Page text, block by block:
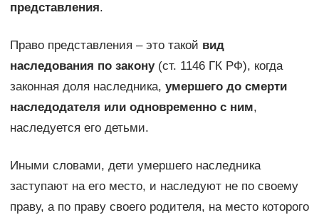
представления.
Право представления – это такой вид
наследования по закону(ст. 1146 ГК РФ), когда
законная доля наследника, умершего до смерти
наследодателя или одновременно с ним,
наследуется его детьми.
Иными словами, дети умершего наследника
заступают на его место, и наследуют не по своему
праву, а по праву своего родителя, на место которого